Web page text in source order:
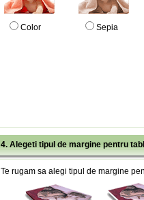
Color Sepia
4. Alegeti tipul de margine pentru
Te rugam sa alegi tipul de margine